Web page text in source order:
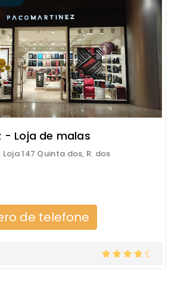
- Loja de malas
147 Quinta dos, R. dos
de telefone